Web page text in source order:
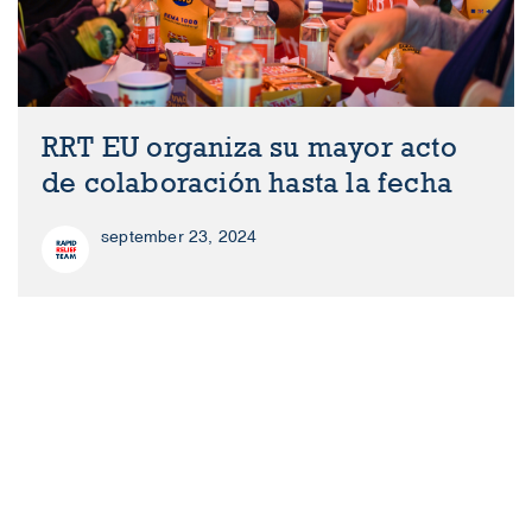
RRT EU organiza su mayor acto
de colaboración hasta la fecha
september 23, 2024